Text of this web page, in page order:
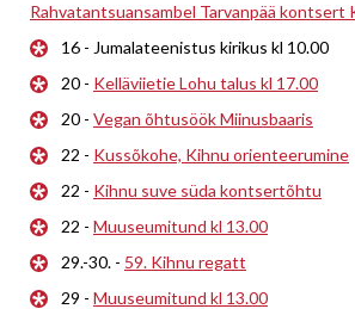
Rahvatantsuansambel Tarvanpää kontsert
16 - Jumalateenistus kirikus kl 10.00
20 - Kelläviietie Lohu talus kl 17.00
20 - Vegan õhtusöök Miinusbaaris
22 - Kussõkohe, Kihnu orienteerumine
22 - Kihnu suve süda kontsertõhtu
22 - Muuseumitund kl 13.00
29.-30. - 59. Kihnu regatt
29 - Muuseumitund kl 13.00